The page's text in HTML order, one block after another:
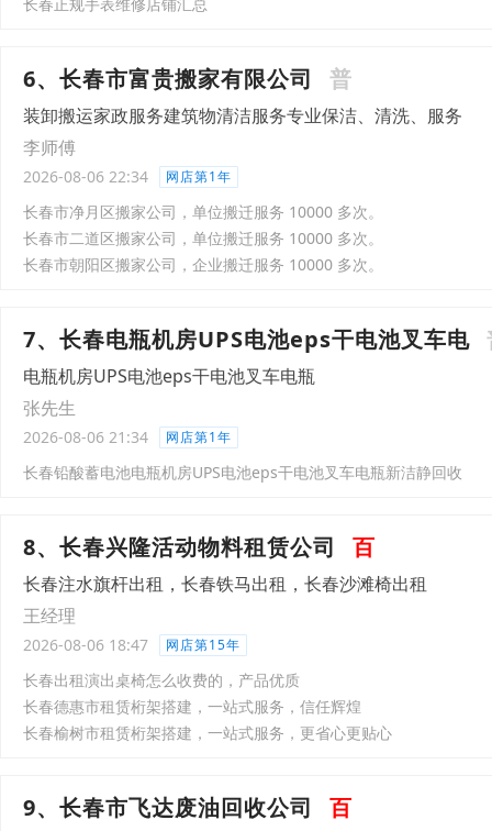
6、长春市富贵搬家有限公司 普
装卸搬运家政服务建筑物清洁服务专业保洁、清洗、服务
李师傅
2026-08-06 22:34 网店第1年
长春市净月区搬家公司，单位搬迁服务 10000 多次。
长春市二道区搬家公司，单位搬迁服务 10000 多次。
长春市朝阳区搬家公司，企业搬迁服务 10000 多次。
7、长春电瓶机房UPS电池eps干电池叉车电
电瓶机房UPS电池eps干电池叉车电瓶
张先生
2026-08-06 21:34 网店第1年
长春铅酸蓄电池电瓶机房UPS电池eps干电池‌‌‌‌‌‌叉车电瓶新洁静回收
8、长春兴隆活动物料租赁公司 百
长春注水旗杆出租，长春铁马出租，长春沙滩椅出租
王经理
2026-08-06 18:47 网店第15年
长春出租演出桌椅怎么收费的，产品优质
长春德惠市租赁桁架搭建，一站式服务，信任辉煌
长春榆树市租赁桁架搭建，一站式服务，更省心更贴心
9、长春市飞达废油回收公司 百